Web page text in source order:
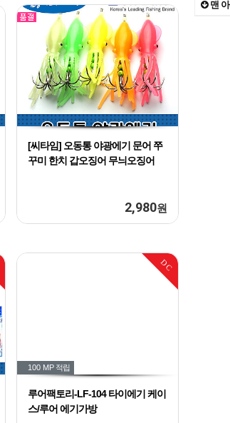
9 AND
De
The
2
a
맨
[씨타임] 오동통 야광에기 문어 쭈
꾸미 한치 갑오징어 무늬오징어
2,980원
DC
100 MP 적립
루어팩토리-LF-104 타이에기 케이
스/루어 에기가방